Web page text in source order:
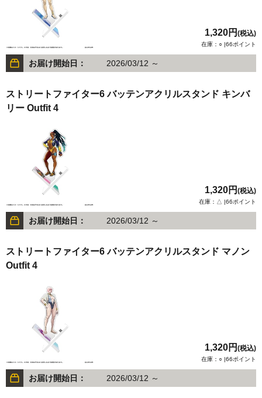
1,320円 (税込)
在庫：○ |66ポイント
お届け開始日： 2026/03/12 ～
ストリートファイター6 バッテンアクリルスタンド キンバ
リー Outfit 4
1,320円 (税込)
在庫：△ |66ポイント
お届け開始日： 2026/03/12 ～
ストリートファイター6 バッテンアクリルスタンド マノン
Outfit 4
1,320円 (税込)
在庫：○ |66ポイント
お届け開始日： 2026/03/12 ～